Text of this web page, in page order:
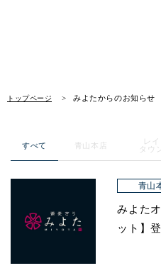
トップページ みよたからのお知らせ
お
ア
すべて 青山本店
レ
タウ
青山
みよた
ット】